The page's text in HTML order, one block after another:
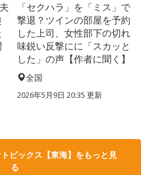
「セクハラ」を「ミス」で
撃退？ツインの部屋を予約
した上司、女性部下の切れ
味鋭い反撃にに「スカッと
した」の声【作者に聞く】
全国
2026年5月9日 20:35 更新
ピックス【東海】をもっと見
る